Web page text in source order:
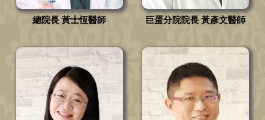
總院長 黃士恆醫師 巨蛋分院院長 黃彥文醫師